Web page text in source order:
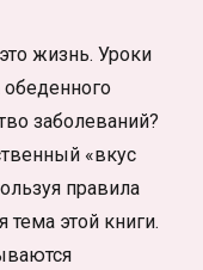
жизнь. Уроки
заболеваний?
«вкус
правила
тема этой книги.